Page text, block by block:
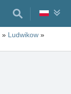
» Ludwikow »